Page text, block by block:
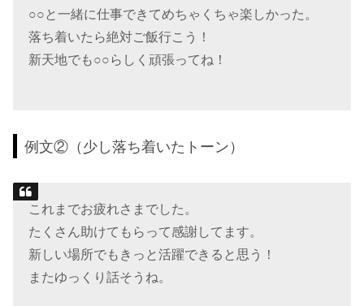
○○と一緒に仕事できてめちゃくちゃ楽しかった。
落ち着いたら絶対ご飯行こう！
新天地でも○○らしく頑張ってね！
例文②（少し落ち着いたトーン）
これまでお疲れさまでした。
たくさん助けてもらって感謝してます。
新しい場所でもきっと活躍できると思う！
またゆっくり話そうね。